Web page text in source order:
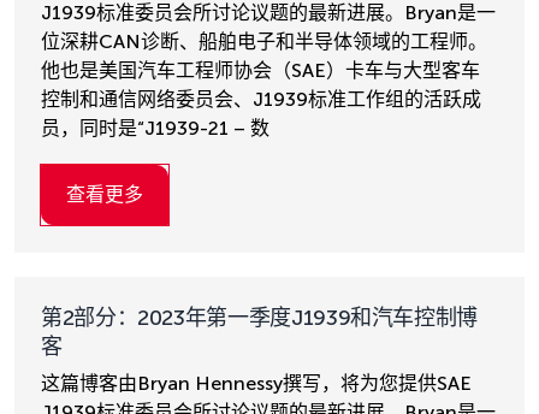
J1939标准委员会所讨论议题的最新进展。Bryan是一
位深耕CAN诊断、船舶电子和半导体领域的工程师。
他也是美国汽车工程师协会（SAE）卡车与大型客车
控制和通信网络委员会、J1939标准工作组的活跃成
员，同时是“J1939-21 – 数
查看更多
第2部分：2023年第一季度J1939和汽车控制博
客
这篇博客由Bryan Hennessy撰写，将为您提供SAE